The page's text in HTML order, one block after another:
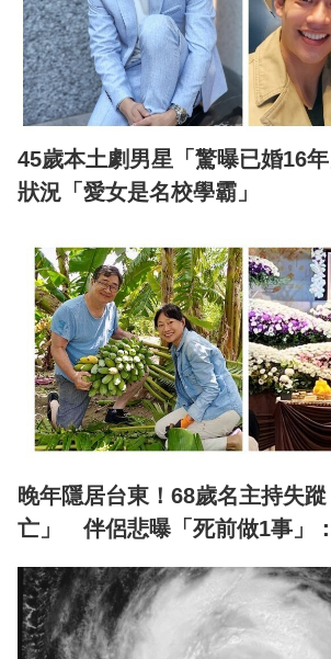
45歲本土劇男星「驚曝已婚16
狀況「愛女是名校學霸」
晚年隱居台東！68歲名主持失
亡」 伴侶悲曝「死前做1事」